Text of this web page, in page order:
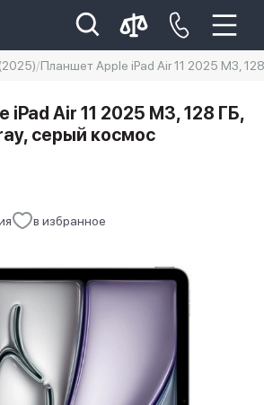
айфон 14
Планшет Apple iPad Air 11 2025 M3,
в избранное
Air 11 2025 M3, 128 ГБ,
серый космос